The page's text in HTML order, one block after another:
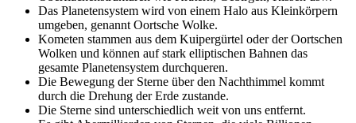
Das Planetensystem wird von einem Halo aus Kleinkörpern
umgeben, genannt Oortsche Wolke.
Kometen stammen aus dem Kuipergürtel oder der Oortschen
Wolken und können auf stark elliptischen Bahnen das
gesamte Planetensystem durchqueren.
Die Bewegung der Sterne über den Nachthimmel kommt
durch die Drehung der Erde zustande.
Die Sterne sind unterschiedlich weit von uns entfernt.